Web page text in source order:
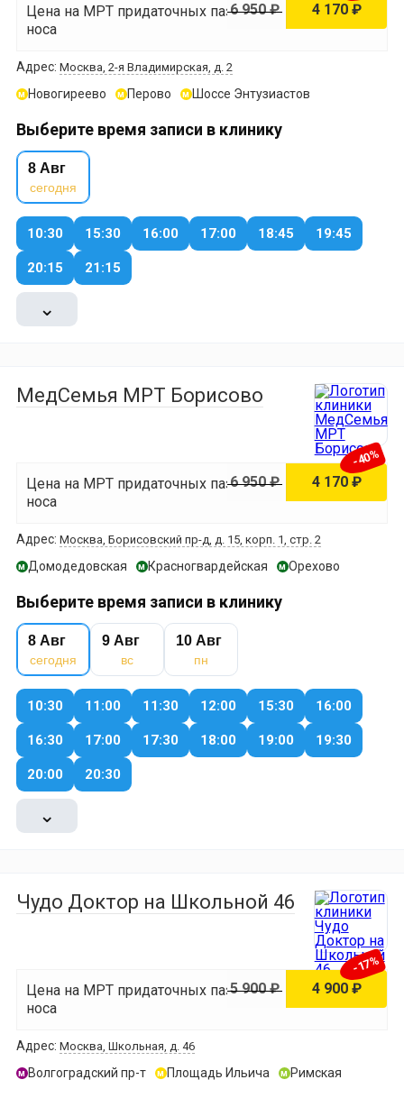
Цена на МРТ придаточных пазух
носа
4 170 ₽
6 950 ₽
Адрес: Москва, 2-я Владимирская, д. 2
м Новогиреево м Перово м Шоссе Энтузиастов
Выберите время записи в клинику
8 Авг
сегодня
10:30 15:30 16:00 17:00 18:45 19:45
20:15 21:15
⌄
МедСемья МРТ Борисово
Цена на МРТ придаточных пазух
носа
4 170 ₽
6 950 ₽
-40%
Адрес: Москва, Борисовский пр-д, д. 15, корп. 1, стр. 2
м Домодедовская м Красногвардейская м Орехово
Выберите время записи в клинику
8 Авг
сегодня
9 Авг
вс
10 Авг
пн
10:30 11:00 11:30 12:00 15:30 16:00
16:30 17:00 17:30 18:00 19:00 19:30
20:00 20:30
⌄
Чудо Доктор на Школьной 46
Цена на МРТ придаточных пазух
носа
4 900 ₽
5 900 ₽
-17%
Адрес: Москва, Школьная, д. 46
м Волгоградский пр-т м Площадь Ильича м Римская